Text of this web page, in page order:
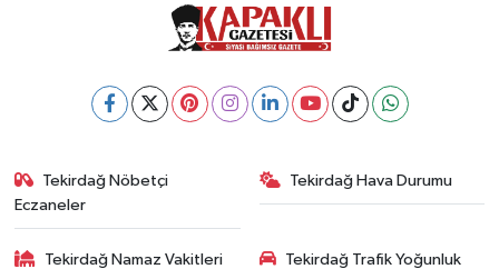
Tekirdağ Nöbetçi
Eczaneler
Tekirdağ Hava Durumu
Tekirdağ Namaz Vakitleri
Tekirdağ Trafik Yoğunluk